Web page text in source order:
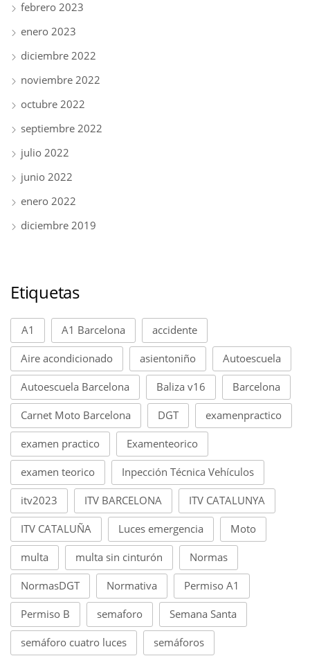
febrero 2023
enero 2023
diciembre 2022
noviembre 2022
octubre 2022
septiembre 2022
julio 2022
junio 2022
enero 2022
diciembre 2019
Etiquetas
A1 A1 Barcelona accidente
Aire acondicionado asientoniño Autoescuela
Autoescuela Barcelona Baliza v16 Barcelona
Carnet Moto Barcelona DGT examenpractico
examen practico Examenteorico
examen teorico Inpección Técnica Vehículos
itv2023 ITV BARCELONA ITV CATALUNYA
ITV CATALUÑA Luces emergencia Moto
multa multa sin cinturón Normas
NormasDGT Normativa Permiso A1
Permiso B semaforo Semana Santa
semáforo cuatro luces semáforos